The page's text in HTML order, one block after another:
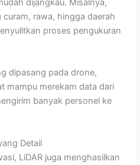
dijangkau. Misalnya,
rawa, hingga daerah
proses pengukuran
dipasang pada drone,
mampu merekam data dari
banyak personel ke
Detail
LiDAR juga menghasilkan